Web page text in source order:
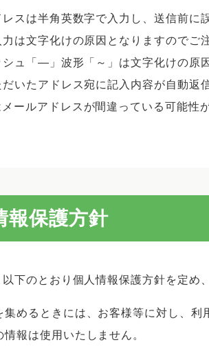
スは半角英数字で入力し、送信前に
は文字化けの原因となりますのでご
ュ「―」波形「～」は文字化けの原
だいたアドレス宛に記入内容が自動返
ールアドレスが間違っている可能性
報保護方針
下のとおり個人情報保護方針を定め
集めるときには、お客様等に対し、利
報は使用いたしません。